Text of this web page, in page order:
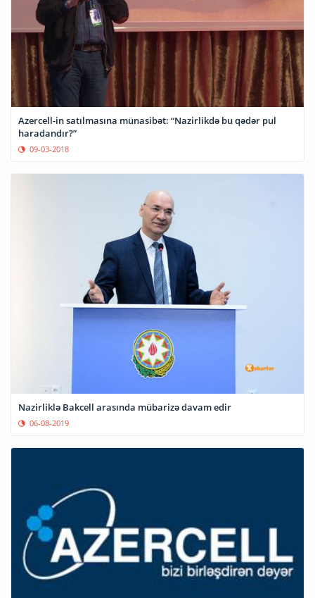
Azercell-in satılmasına münasibət: “Nazirlikdə bu qədər pul
haradandır?”
09-03-2018
Nazirliklə Bakcell arasında mübarizə davam edir
06-08-2019